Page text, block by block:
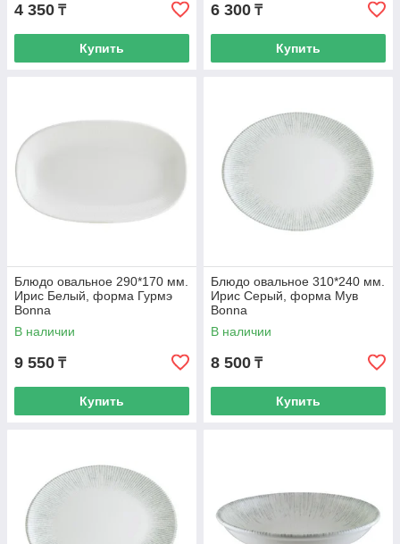
4 350 ₸
Купить
6 300 ₸
Купить
Блюдо овальное 290*170 мм.
Ирис Белый, форма Гурмэ
Bonna
В наличии
9 550 ₸
Купить
Блюдо овальное 310*240 мм.
Ирис Серый, форма Мув
Bonna
В наличии
8 500 ₸
Купить